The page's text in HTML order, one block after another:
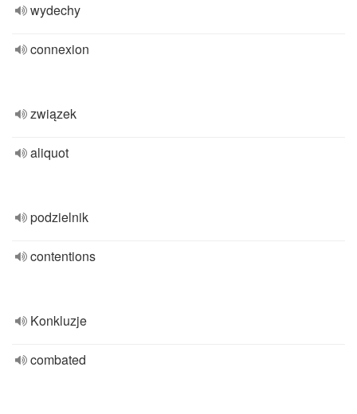
wydechy
connexion
związek
aliquot
podzielnik
contentions
Konkluzje
combated